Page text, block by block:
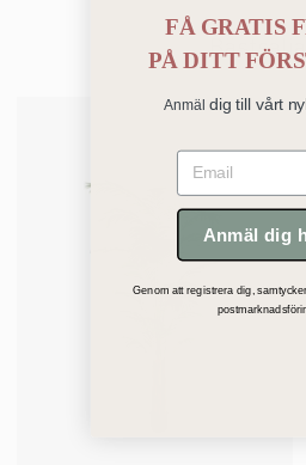
FÅ GRATIS
PÅDITT
Anmäl dig till vårt
Email
Anmäl dig
Genom att registrera dig,